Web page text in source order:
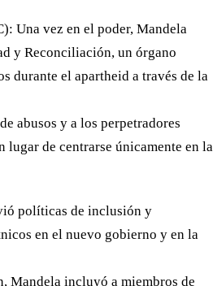
Una vez en el poder, Mandela
y Reconciliación, un órgano
durante el apartheid a través de la
abusos y a los perpetradores
lugar de centrarse únicamente en la
políticas de inclusión y
en el nuevo gobierno y en la
Mandela incluyó a miembros de